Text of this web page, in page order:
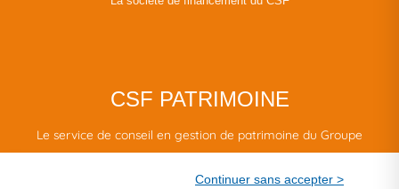
CSF PATRIMOINE
Le service de conseil en gestion de patrimoine du Groupe
Continuer sans accepter >